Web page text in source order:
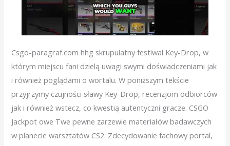
Csgo-paragraf.com hhg skrupulatny festiwal Key-Drop, w
którym miejscu fani dzielą uwagi swymi doświadczeniami jak
i również poglądami o wortalu. W poniższym tekście
przyjrzymy czujności sławy Key-Drop, recenzjom odbiorców
jak i również wstecz, co kwestią autentyczni gracze. CSGO
Jackpot owe Twe pewne zarzewie materiałów badawczych
w planecie warsztatów CS2. Zdecydowanie fachowy portal,